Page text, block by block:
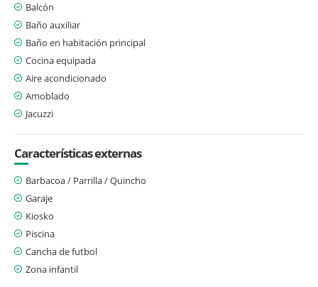
Balcón
Baño auxiliar
Baño en habitación principal
Cocina equipada
Aire acondicionado
Amoblado
Jacuzzi
Características externas
Barbacoa / Parrilla / Quincho
Garaje
Kiosko
Piscina
Cancha de futbol
Zona infantil